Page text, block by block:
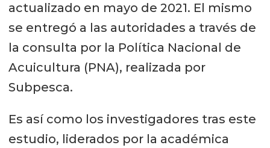
actualizado en mayo de 2021. El mismo
se entregó a las autoridades a través de
la consulta por la Política Nacional de
Acuicultura (PNA), realizada por
Subpesca.
Es así como los investigadores tras este
estudio, liderados por la académica